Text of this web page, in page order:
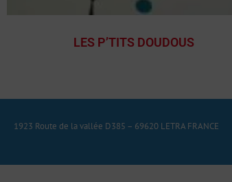
LES P’TITS DOUDOUS
1923 Route de la vallée D385 – 69620 LETRA FRANCE